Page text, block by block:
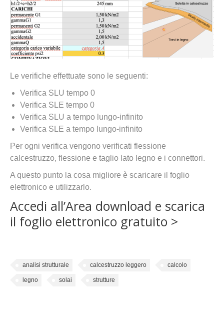
Le verifiche effettuate sono le seguenti:
Verifica SLU tempo 0
Verifica SLE tempo 0
Verifica SLU a tempo lungo-infinito
Verifica SLE a tempo lungo-infinito
Per ogni verifica vengono verificati flessione
calcestruzzo, flessione e taglio lato legno e i connettori.
A questo punto la cosa migliore è scaricare il foglio
elettronico e utilizzarlo.
Accedi all’Area download e scarica
il foglio elettronico gratuito >
analisi strutturale calcestruzzo leggero calcolo
legno solai strutture